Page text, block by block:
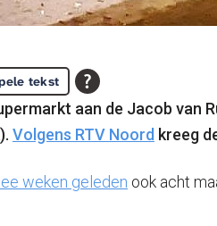
tekst
aan de Jacob
Volgens RTV Noord kreeg
weken geleden ook acht